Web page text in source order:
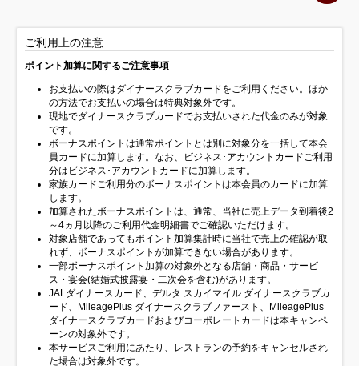
ご利用上の注意
ポイント加算に関するご注意事項
お支払いの際はダイナースクラブカードをご利用ください。ほか
の方法でお支払いの場合は特典対象外です。
現地でダイナースクラブカードでお支払いされた代金のみが対象
です。
ボーナスポイントは通常ポイントとは別に対象分を一括して本会
員カードに加算します。なお、ビジネス･アカウントカードご利用
分はビジネス･アカウントカードに加算します。
家族カードご利用分のボーナスポイントは本会員のカードに加算
します。
加算されたボーナスポイントは、通常、当社に売上データ到着後2
～4ヵ月以降のご利用代金明細書でご確認いただけます。
対象店舗であってもポイント加算集計時に当社で売上の確認が取
れず、ボーナスポイントが加算できない場合があります。
一部ボーナスポイント加算の対象外となる店舗・商品・サービ
ス・宴会(結婚式披露宴・二次会を含む)があります。
JALダイナースカード、デルタ スカイマイル ダイナースクラブカ
ード、MileagePlus ダイナースクラブファースト、MileagePlus
ダイナースクラブカードおよびコーポレートカードは本キャンペ
ーンの対象外です。
本サービスご利用にあたり、レストランの予約をキャンセルされ
た場合は対象外です。